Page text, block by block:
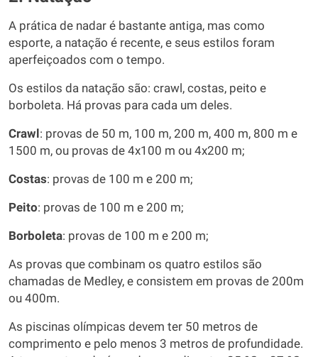
A prática de nadar é bastante antiga, mas como
esporte, a natação é recente, e seus estilos foram
aperfeiçoados com o tempo.
Os estilos da natação são: crawl, costas, peito e
borboleta. Há provas para cada um deles.
Crawl: provas de 50 m, 100 m, 200 m, 400 m, 800 m e
1500 m, ou provas de 4x100 m ou 4x200 m;
Costas: provas de 100 m e 200 m;
Peito: provas de 100 m e 200 m;
Borboleta: provas de 100 m e 200 m;
As provas que combinam os quatro estilos são
chamadas de Medley, e consistem em provas de 200m
ou 400m.
As piscinas olímpicas devem ter 50 metros de
comprimento e pelo menos 3 metros de profundidade.